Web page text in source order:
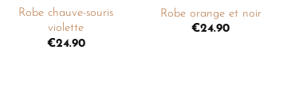
Robe chauve-souris
violette
€24.90
Robe orange et noir
€24.90